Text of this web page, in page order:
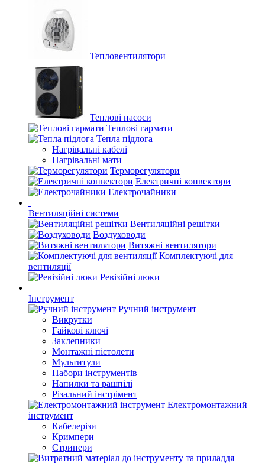
Тепловентилятори
Теплові насоси
Теплові гармати
Тепла підлога
Нагрівальні кабелі
Нагрівальні мати
Терморегулятори
Електричні конвектори
Електрочайники
Вентиляційні системи
Вентиляційні решітки
Воздуховоди
Витяжні вентилятори
Комплектуючі для
вентиляції
Ревізійні люки
Інструмент
Ручний інструмент
Викрутки
Гайкові ключі
Заклепники
Монтажні пістолети
Мультитули
Набори інструментів
Напилки та рашпілі
Різальний інстрімент
Електромонтажний
інструмент
Кабелерізи
Кримпери
Стрипери